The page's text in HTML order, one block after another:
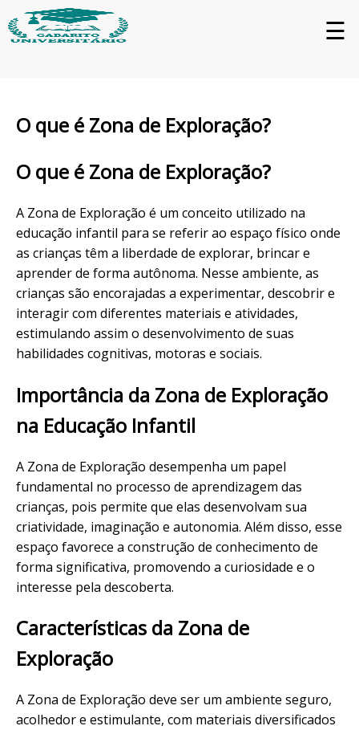
☰
O que é Zona de Exploração?
O que é Zona de Exploração?
A Zona de Exploração é um conceito utilizado na
educação infantil para se referir ao espaço físico onde
as crianças têm a liberdade de explorar, brincar e
aprender de forma autônoma. Nesse ambiente, as
crianças são encorajadas a experimentar, descobrir e
interagir com diferentes materiais e atividades,
estimulando assim o desenvolvimento de suas
habilidades cognitivas, motoras e sociais.
Importância da Zona de Exploração
na Educação Infantil
A Zona de Exploração desempenha um papel
fundamental no processo de aprendizagem das
crianças, pois permite que elas desenvolvam sua
criatividade, imaginação e autonomia. Além disso, esse
espaço favorece a construção de conhecimento de
forma significativa, promovendo a curiosidade e o
interesse pela descoberta.
Características da Zona de
Exploração
A Zona de Exploração deve ser um ambiente seguro,
acolhedor e estimulante, com materiais diversificados